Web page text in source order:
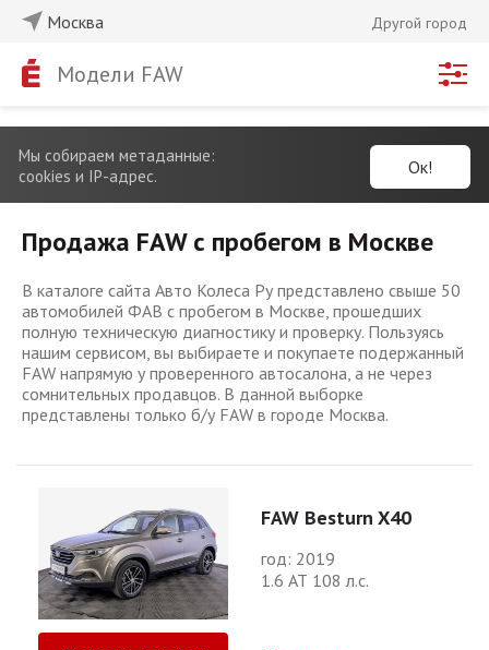
Москва Другой город
Модели FAW
Мы собираем метаданные:
cookies и IP-адрес.
Ок!
Продажа FAW с пробегом в Москве
В каталоге сайта Авто Колеса Ру представлено свыше 50
автомобилей ФАВ с пробегом в Москве, прошедших
полную техническую диагностику и проверку. Пользуясь
нашим сервисом, вы выбираете и покупаете подержанный
FAW напрямую у проверенного автосалона, а не через
сомнительных продавцов. В данной выборке
представлены только б/у FAW в городе Москва.
FAW Besturn X40
год: 2019
1.6 АТ 108 л.с.